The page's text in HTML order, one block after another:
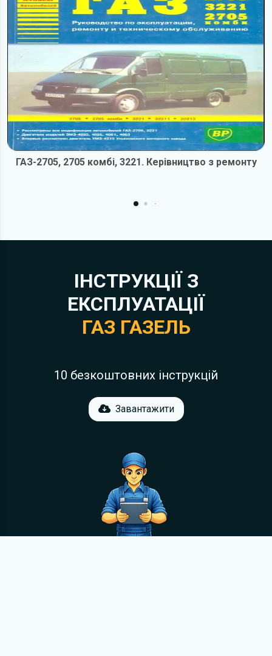
ГАЗ-2705, 2705 комбі, 3221. Керівництво з ремонту
ІНСТРУКЦІЇ З
ЕКСПЛУАТАЦІЇ
ГАЗ ГАЗЕЛЬ
10 безкоштовних інструкцій
Завантажити